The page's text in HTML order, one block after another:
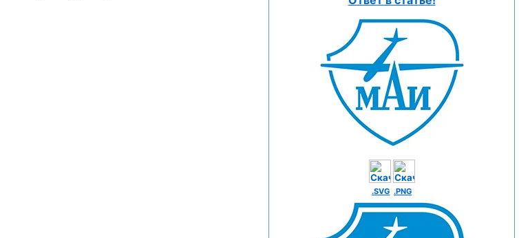
.SVG .PNG